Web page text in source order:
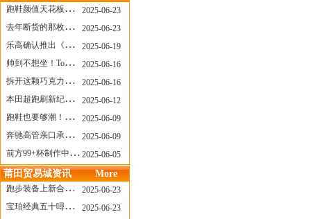
跑鞋颜值天花板？日常也能帅一脸
2025-06-23
去年断货的那枚表， CASIO指环表又要发售了
2025-06-23
乐高确认推出《哥斯拉》积木，这设计也太酷了！
2025-06-19
帅到不想坐！Tom Sachs x Helinox 这把露营椅太炸了
2025-06-16
拆开这颗巧克力，居然是皮卡丘？
2025-06-16
本田超跑刷新纪录了！700万元成交价
2025-06-12
跑鞋也要够潮！昂跑 x Slam Jam 联名即将发售
2025-06-09
奔驰高管亲口承认：电动G级，完全失败了！
2025-06-09
前方99+杯制作中！「爷爷不泡茶」苹果狗、桃桃喵，今夏顶流潮饮！
2025-06-05
莆田贸易城资讯 More
跑步装备上新合集，最近有什么可以关注的呢？
2025-06-23
宝珀经典五十噚家族再添新员 适配所有腕围的38mm小表径腕表亮相
2025-06-23